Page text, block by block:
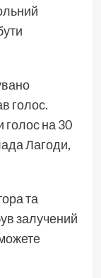
голос.
на 30
Лагоди,
та
залучений